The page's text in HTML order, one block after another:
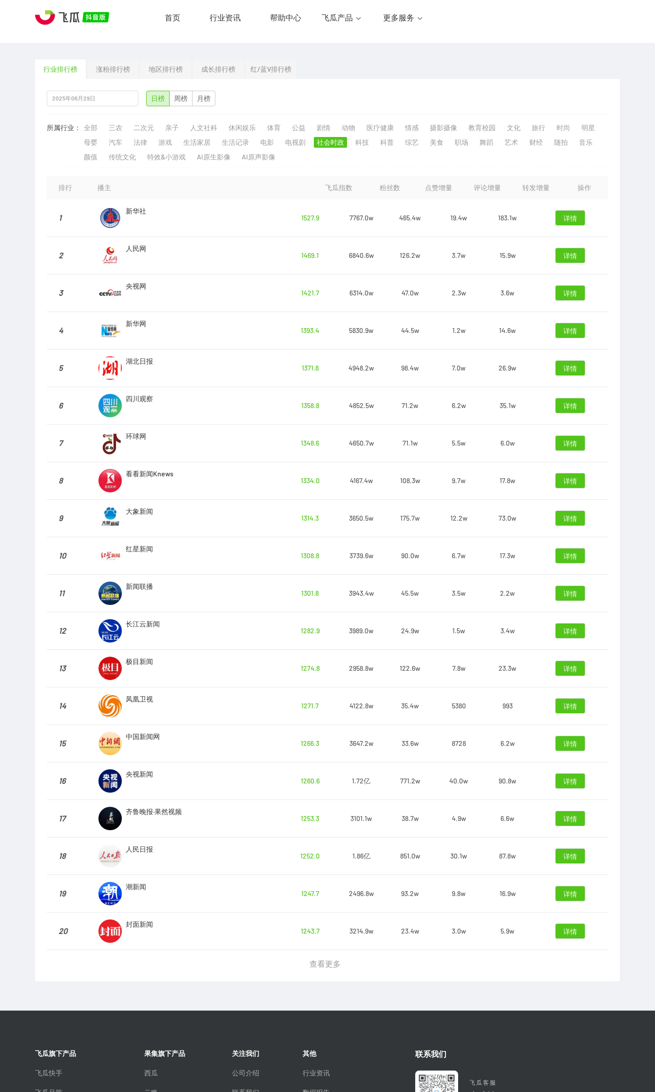
首页 行业资讯 帮助中心 飞瓜产品 更多服务
行业排行榜 涨粉排行榜 地区排行榜 成长排行榜 红/蓝V排行榜
日榜 周榜 月榜
所属行业： 全部 三农 二次元 亲子 人文社科 休闲娱乐 体育 公益 剧情 动物 医疗健康 情感 摄影摄像 教育校园 文化 旅行 时尚
明星
母婴
汽车 法律 游戏 生活家居 生活记录 电影 电视剧 社会时政 科技 科普 综艺 美食 职场 舞蹈 艺术 财经 随拍
音乐
颜值
传统文化 特效&小游戏 AI原生影像 AI原声影像
排行 播主 飞瓜指数 粉丝数 点赞增量 评论增量 转发增量 操作
1
新华社
1527.9
7767.0w 465.4w 19.4w 183.1w 详情
2
人民网
1469.1
6840.6w 126.2w 3.7w 15.9w 详情
3
央视网
1421.7
6314.0w 47.0w 2.3w 3.6w 详情
4
新华网
1393.4
5830.9w 44.5w 1.2w 14.6w 详情
5
湖北日报
1371.8
4948.2w 98.4w 7.0w 26.9w 详情
6
四川观察
1358.8
4852.5w 71.2w 6.2w 35.1w 详情
7
环球网
1348.6
4650.7w 71.1w 5.5w 6.0w 详情
8
看看新闻Knews
1334.0
4167.4w 108.3w 9.7w 17.8w 详情
9
大象新闻
1314.3
3650.5w 175.7w 12.2w 73.0w 详情
10
红星新闻
1308.8
3739.6w 90.0w 6.7w 17.3w 详情
11
新闻联播
1301.8
3943.4w 45.5w 3.5w 2.2w 详情
12
长江云新闻
1282.9
3989.0w 24.9w 1.5w 3.4w 详情
13
极目新闻
1274.8
2958.8w 122.6w 7.8w 23.3w 详情
14
凤凰卫视
1271.7
4122.8w 35.4w 5380 993 详情
15
中国新闻网
1266.3
3647.2w 33.6w 8728 6.2w 详情
16
央视新闻
1260.6
1.72亿 771.2w 40.0w 90.8w 详情
17
齐鲁晚报·果然视频
1253.3
3101.1w 38.7w 4.9w 6.6w 详情
18
人民日报
1252.0
1.86亿 851.0w 30.1w 87.8w 详情
19
潮新闻
1247.7
2496.8w 93.2w 9.8w 16.9w 详情
20
封面新闻
1243.7
3214.9w 23.4w 3.0w 5.9w 详情
查看更多
飞瓜旗下产品
飞瓜快手
果集旗下产品
西瓜
关注我们
公司介绍
其他
行业资讯
联系我们
飞瓜客服